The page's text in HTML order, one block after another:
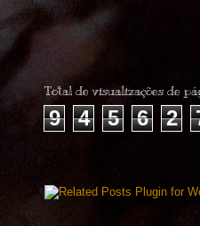
Total de visualizações de
9 4 5 6 2